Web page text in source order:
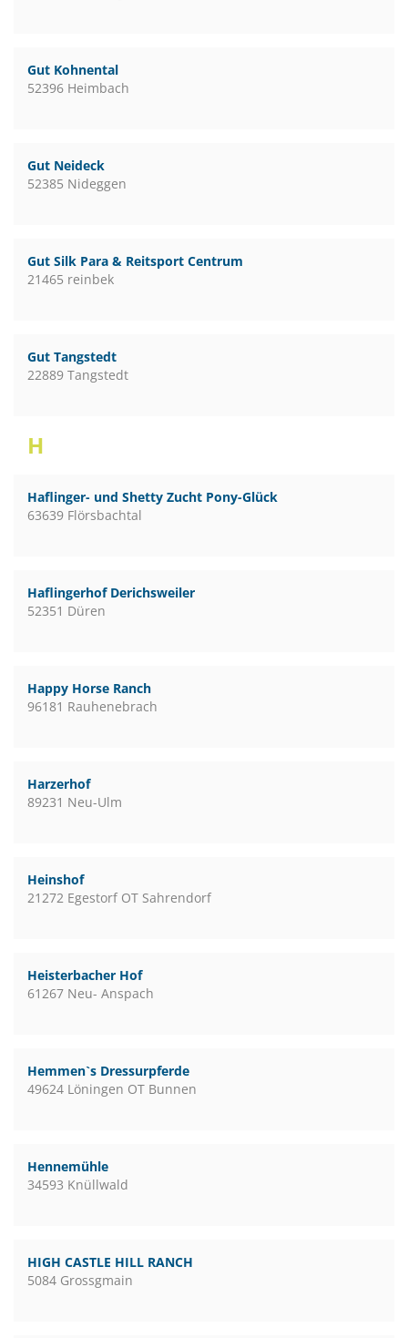
Gut Kohnental
52396 Heimbach
Gut Neideck
52385 Nideggen
Gut Silk Para & Reitsport Centrum
21465 reinbek
Gut Tangstedt
22889 Tangstedt
H
Haflinger- und Shetty Zucht Pony-Glück
63639 Flörsbachtal
Haflingerhof Derichsweiler
52351 Düren
Happy Horse Ranch
96181 Rauhenebrach
Harzerhof
89231 Neu-Ulm
Heinshof
21272 Egestorf OT Sahrendorf
Heisterbacher Hof
61267 Neu- Anspach
Hemmen`s Dressurpferde
49624 Löningen OT Bunnen
Hennemühle
34593 Knüllwald
HIGH CASTLE HILL RANCH
5084 Grossgmain